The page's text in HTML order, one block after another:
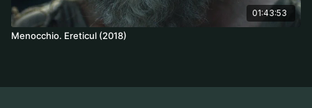
01:43:53
Menocchio. Ereticul (2018)